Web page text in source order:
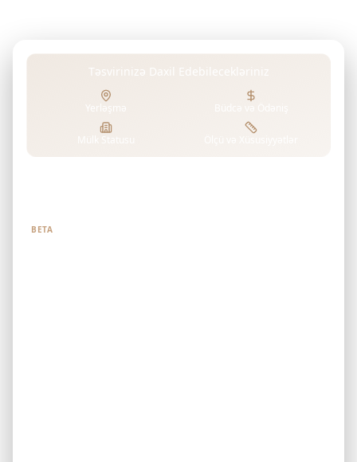
Təsvirinizə Daxil Edebilecekləriniz
Yerləşmə
BETA